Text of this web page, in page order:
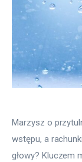
Marzysz o
wstępu, a
głowy? Kluczem